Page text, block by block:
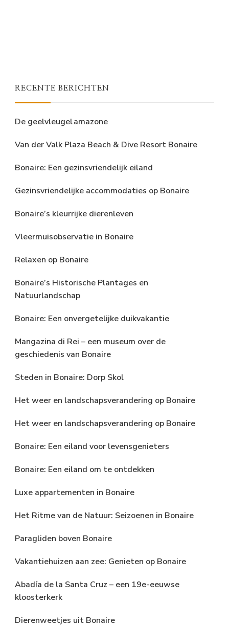
RECENTE BERICHTEN
De geelvleugel amazone
Van der Valk Plaza Beach & Dive Resort Bonaire
Bonaire: Een gezinsvriendelijk eiland
Gezinsvriendelijke accommodaties op Bonaire
Bonaire’s kleurrijke dierenleven
Vleermuisobservatie in Bonaire
Relaxen op Bonaire
Bonaire’s Historische Plantages en
Natuurlandschap
Bonaire: Een onvergetelijke duikvakantie
Mangazina di Rei – een museum over de
geschiedenis van Bonaire
Steden in Bonaire: Dorp Skol
Het weer en landschapsverandering op Bonaire
Het weer en landschapsverandering op Bonaire
Bonaire: Een eiland voor levensgenieters
Bonaire: Een eiland om te ontdekken
Luxe appartementen in Bonaire
Het Ritme van de Natuur: Seizoenen in Bonaire
Paragliden boven Bonaire
Vakantiehuizen aan zee: Genieten op Bonaire
Abadía de la Santa Cruz – een 19e-eeuwse
kloosterkerk
Dierenweetjes uit Bonaire